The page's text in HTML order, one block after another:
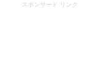
スポンサード リンク